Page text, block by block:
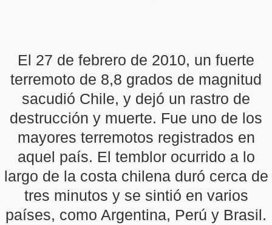
El 27 de febrero de 2010, un fuerte
terremoto de 8,8 grados de magnitud
sacudió Chile, y dejó un rastro de
destrucción y muerte. Fue uno de los
mayores terremotos registrados en
aquel país. El temblor ocurrido a lo
largo de la costa chilena duró cerca de
tres minutos y se sintió en varios
países, como Argentina, Perú y Brasil.